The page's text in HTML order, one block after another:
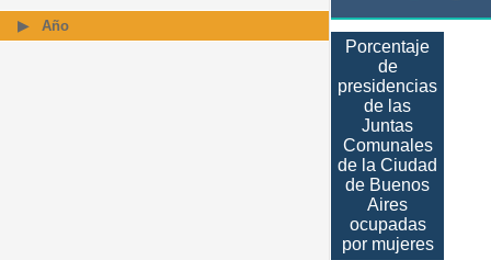
Año
Porcentaje
de
presidencias
de las
Juntas
Comunales
de la Ciudad
de Buenos
Aires
ocupadas
por mujeres